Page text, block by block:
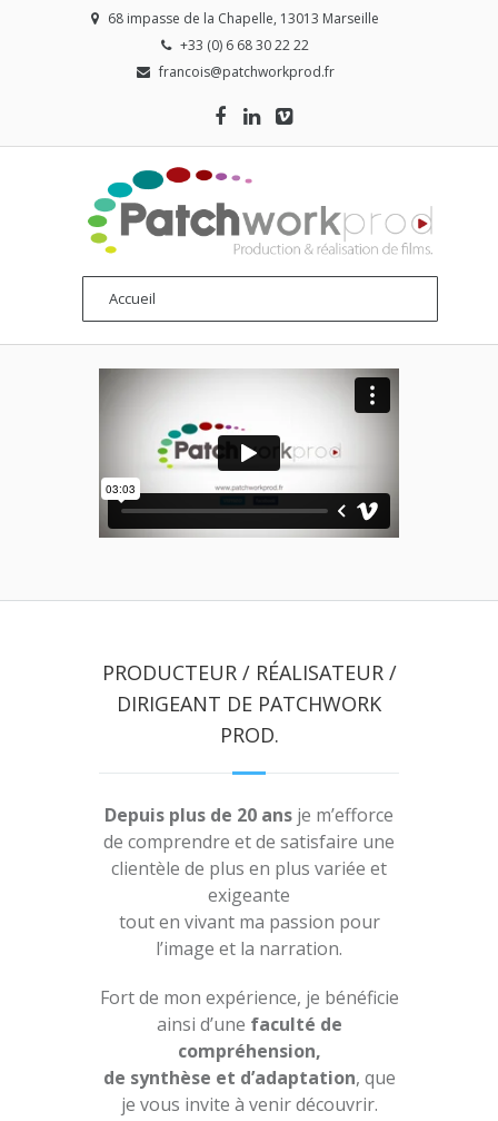
68 impasse de la Chapelle, 13013 Marseille
+33 (0) 6 68 30 22 22
francois@patchworkprod.fr
PRODUCTEUR / RÉALISATEUR /
DIRIGEANT DE PATCHWORK
PROD.
Depuis plus de 20 ans je m’efforce
de comprendre et de satisfaire une
clientèle de plus en plus variée et
exigeante
tout en vivant ma passion pour
l’image et la narration.
Fort de mon expérience, je bénéficie
ainsi d’une faculté de
compréhension,
de synthèse et d’adaptation, que
je vous invite à venir découvrir.